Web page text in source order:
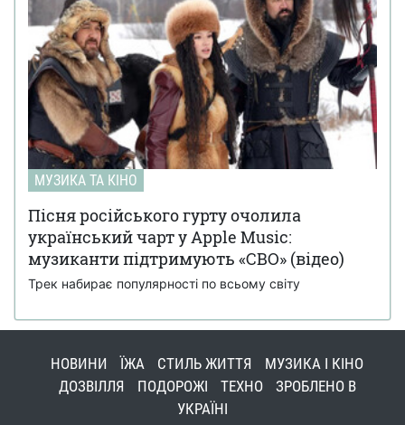
МУЗИКА ТА КІНО
Пісня російського гурту очолила
український чарт у Apple Music:
музиканти підтримують «СВО» (відео)
Трек набирає популярності по всьому світу
НОВИНИ ЇЖА СТИЛЬ ЖИТТЯ
МУЗИКА І КІНО
ДОЗВІЛЛЯ
ПОДОРОЖІ ТЕХНО
ЗРОБЛЕНО В
УКРАЇНІ